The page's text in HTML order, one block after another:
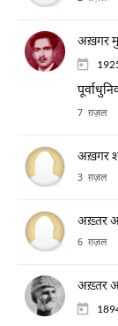
अख़गर
7 ग़ज़ल
अख़गर
3 ग़ज़ल
अख़्तर
6 ग़ज़ल
अख़्तर